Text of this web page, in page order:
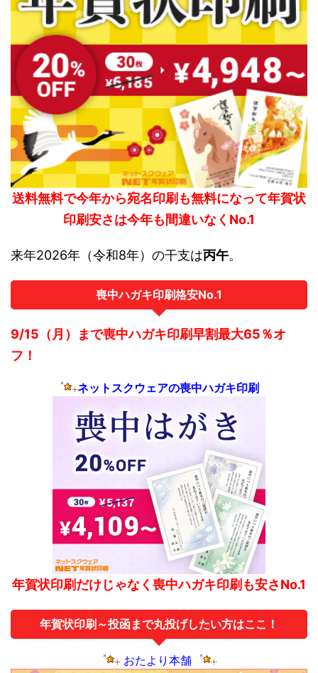
送料無料で今年から宛名印刷も無料になって年賀状
印刷安さは今年も間違いなくNo.1
来年2026年（令和8年）の干支は丙午。
喪中ハガキ印刷格安No.1
9/15（月）まで喪中ハガキ印刷早割最大65％オ
フ！
ネットスクウェアの喪中ハガキ印刷
年賀状印刷だけじゃなく喪中ハガキ印刷も安さNo.1
年賀状印刷～投函まで丸投げしたい方はここ！
おたより本舗